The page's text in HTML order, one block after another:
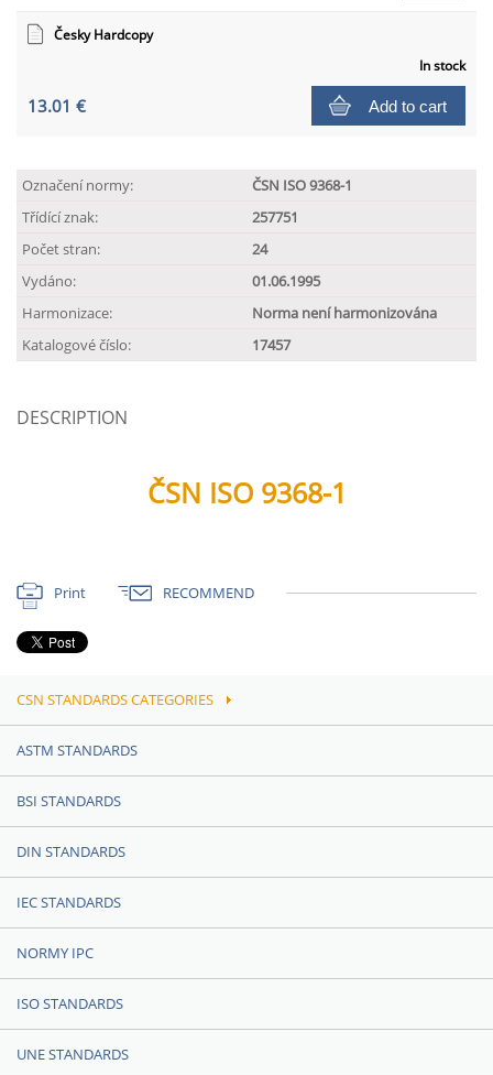
Česky Hardcopy
In stock
13.01 € Add to cart
Označení normy:
ČSN ISO 9368-1
Třídící znak:
257751
Počet stran:
24
Vydáno:
01.06.1995
Harmonizace:
Norma není harmonizována
Katalogové číslo:
17457
DESCRIPTION
ČSN ISO 9368-1
Print RECOMMEND
CSN STANDARDS CATEGORIES
ASTM STANDARDS
BSI STANDARDS
DIN STANDARDS
IEC STANDARDS
NORMY IPC
ISO STANDARDS
UNE STANDARDS